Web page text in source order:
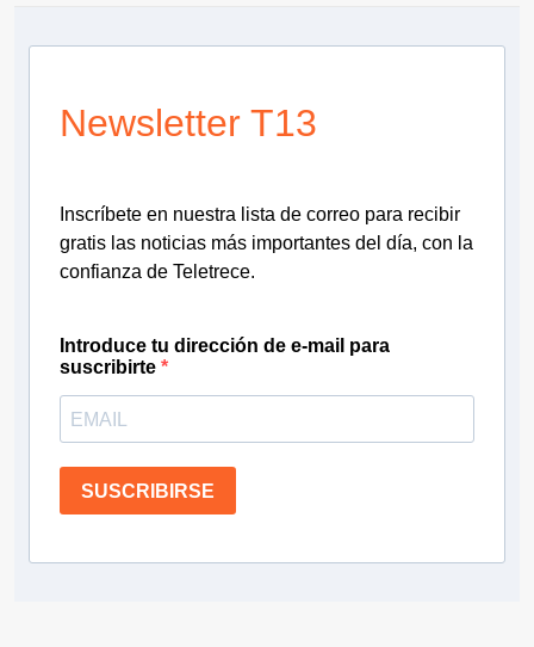
Newsletter T13
Inscríbete en nuestra lista de correo para recibir
gratis las noticias más importantes del día, con la
confianza de Teletrece.
Introduce tu dirección de e-mail para
suscribirte
SUSCRIBIRSE